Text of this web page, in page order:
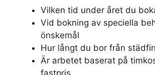
Vilken tid under året du
Vid bokning av speciella
önskemål
Hur långt du bor från
Är arbetet baserat på
fastpris